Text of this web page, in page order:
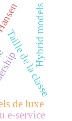
Taille de la classe
Hybrid models
de luxe
e-service